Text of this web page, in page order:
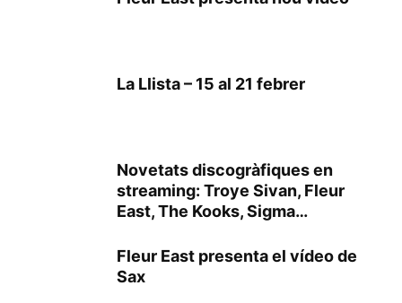
La Llista – 15 al 21 febrer
Novetats discogràfiques en
streaming: Troye Sivan, Fleur
East, The Kooks, Sigma…
Fleur East presenta el vídeo de
Sax